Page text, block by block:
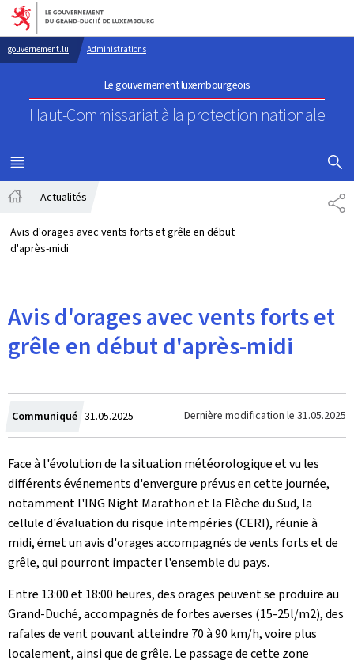
Aller au menu principal
Aller au contenu
gouvernement.lu Administrations
Le gouvernement luxembourgeois
Haut-Commissariat à la protection nationale
MENU
PRINCIPAL
Actualités
Avis d'orages avec vents forts et grêle en début
d'après-midi
Avis d'orages avec vents forts et
grêle en début d'après-midi
Communiqué Crée
le
31.05.2025 Dernière modification le 31.05.2025
Face à l'évolution de la situation météorologique et vu les
différents événements d'envergure prévus en cette journée,
notamment l'ING Night Marathon et la Flèche du Sud, la
cellule d'évaluation du risque intempéries (CERI), réunie à
midi, émet un avis d'orages accompagnés de vents forts et de
grêle, qui pourront impacter l'ensemble du pays.
Entre 13:00 et 18:00 heures, des orages peuvent se produire au
Grand-Duché, accompagnés de fortes averses (15-25l/m2), des
rafales de vent pouvant atteindre 70 à 90 km/h, voire plus
localement, ainsi que de grêle. Le passage de cette zone